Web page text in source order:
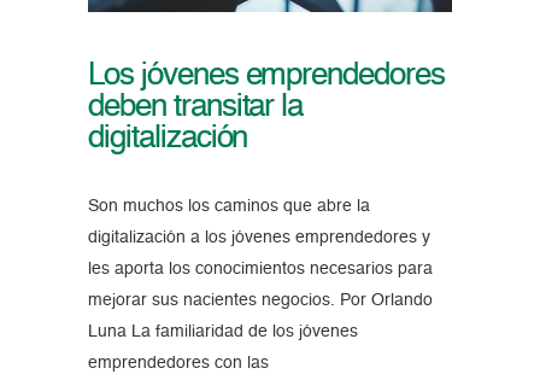
Los jóvenes emprendedores
deben transitar la
digitalización
Son muchos los caminos que abre la
digitalización a los jóvenes emprendedores y
les aporta los conocimientos necesarios para
mejorar sus nacientes negocios. Por Orlando
Luna La familiaridad de los jóvenes
emprendedores con las